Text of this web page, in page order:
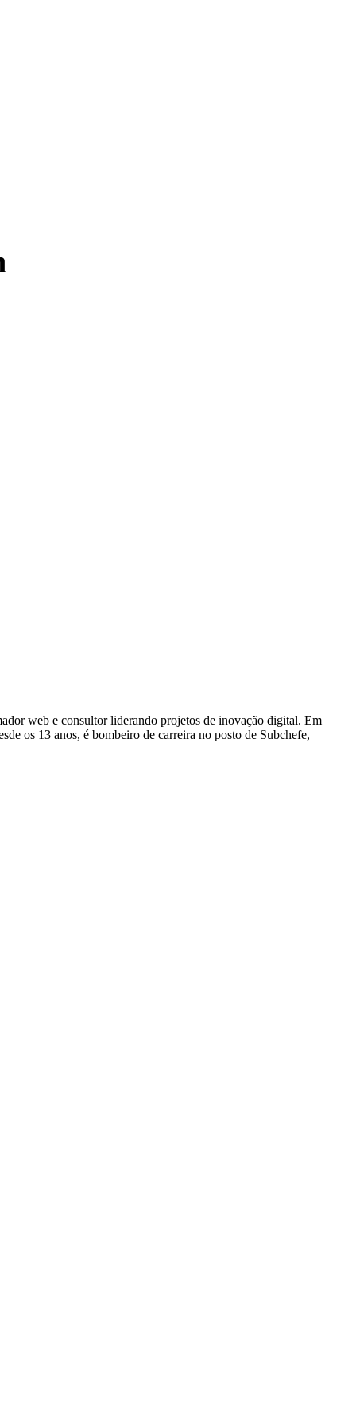
web e consultor liderando projetos de inovação digital. Em
os 13 anos, é bombeiro de carreira no posto de Subchefe,